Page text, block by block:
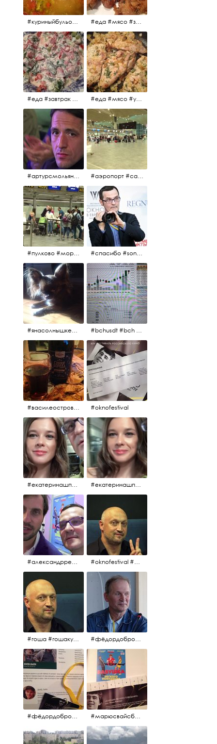
#куриныйбульон #лавровыйлист #помидоры #картофель #чеснок #лук #морковь #приправы #перецдушистый #курица #ужин #еда #сольповкусу #жёлтыйкарри #имбирь #кориандр #кокос #лимонныйсок #оливковоемасло #кумин #кайенскийперец #еда #мясо #завтрак #источниквдохновения #люблюготовить
#еда #завтрак #витамины #помидоры #укроп #огурцы #сметана #салат #еда #мясо #утро #завтрак #едакакисточниквдохновения
#артурсмольянинов @melnikovadsh #artursmolyaninov #аэропорт #санктпетербург #пулково #мореморе #моремолнцепесок #дваночи
#пулково #море #песок #лето #морепесоксолнце #дваночи #спасибо #sony #nikon #oknofestivsl @alex_kurov #aplgallery
#янасолнышкележу #янасолнышкогляжу #чихуахуа #bchusdt #bch #usdt #sell #buy #exchange #markets #bitcoincash #cryptocurrency #pump
#василеостровское #синяяборода #пиво #пивовобла #вобла #рыба #oknofestival
#екатеринашпица #шпица @ekaterinashpitsa #екатеринашпица #шпица @ekaterinashpitsa
#александрревва #ревва #артурпирожков #бабушкалегкогоповедения @arthurpirozhkov #oknofestival #gosha #гошакуценко
#гоша #гошакуценко #oknofestival #фёдордобронравов #кино #хорошеекино #жилибыли
#фёдордобронравов #эдуардпарри #жилибыли #иринарозанова #марюсвайсберг #александрревва #глюкоза #любовьвбольшомгороде #ххvфестивальроссийскогокино